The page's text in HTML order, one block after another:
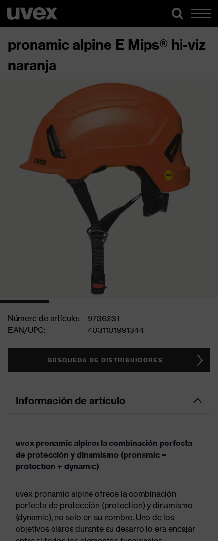
pronamic alpine E Mips® hi-viz
naranja
Número de artículo:
9736231
EAN/UPC:
4031101991344
BÚSQUEDA DE DISTRIBUIDORES
Información de artículo
uvex pronamic alpine: la combinación perfecta
de protección y dinamismo (pronamic =
protection + dynamic)
uvex pronamic alpine ofrece la combinación
perfecta de protección (protection) y dinamismo
(dynamic), no solo en su nombre. Uno de los
objetivos claros durante su desarrollo era encajar